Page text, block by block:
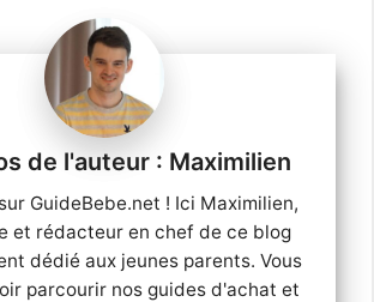
Maximilien
GuideBebe.net ! Ici Maximilien,
et rédacteur en chef de ce blog
dédié aux jeunes parents. Vous
parcourir nos guides d'achat et